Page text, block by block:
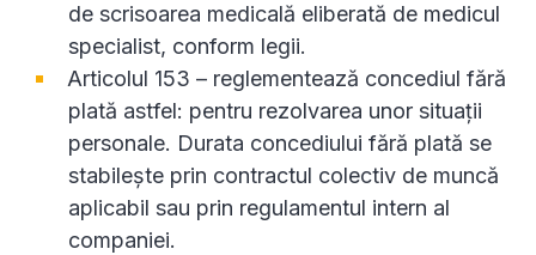
de scrisoarea medicală eliberată de medicul
specialist, conform legii.
Articolul 153 – reglementează concediul fără
plată astfel: pentru rezolvarea unor situații
personale. Durata concediului fără plată se
stabilește prin contractul colectiv de muncă
aplicabil sau prin regulamentul intern al
companiei.